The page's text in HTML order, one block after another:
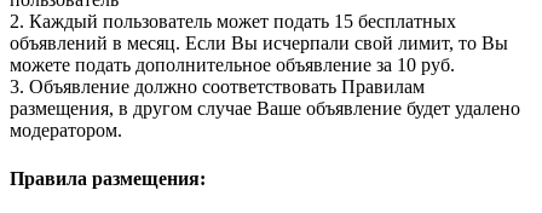
2. Каждый пользователь может подать 15 бесплатных
объявлений в месяц. Если Вы исчерпали свой лимит, то Вы
можете подать дополнительное объявление за 10 руб.
3. Объявление должно соответствовать Правилам
размещения, в другом случае Ваше объявление будет удалено
модератором.
Правила размещения: